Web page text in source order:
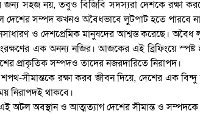
জন্য সহজ নয়, তবুও বিজিবি সদস্যরা দেশকে রক্ষা
দেশের সম্পদ কখনও অবৈধভাবে লুটপাট হতে পারবে
ও দেশপ্রেমিক মানুষদের আশ্বস্ত করেছে। অবৈধ
সংরক্ষণের এক অনন্য নজির। আজকের এই ব্রিফিংয়ে স্পষ্ট
প্রাকৃতিক সম্পদও তাদের নজরদারিতে নিরাপদ।
সীমান্তকে রক্ষা করব জীবন দিয়ে, দেশের এক বিন্দু
নিরাপদই থাকবে।
এই অটল অবস্থান ও আত্মত্যাগ দেশের সীমান্ত ও